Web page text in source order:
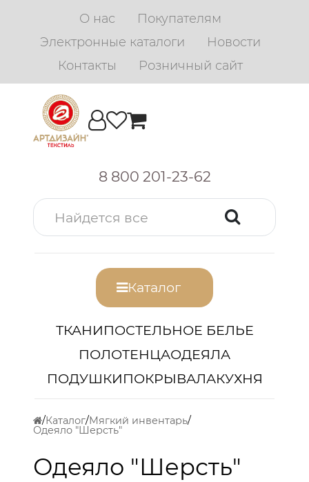
О нас
Покупателям
Электронные каталоги
Новости
Контакты
Розничный сайт
8 800 201-23-62
Каталог
ТКАНИПОСТЕЛЬНОЕ БЕЛЬЕ
ПОЛОТЕНЦАОДЕЯЛА
ПОДУШКИПОКРЫВАЛАКУХНЯ
Каталог Мягкий инвентарь
Одеяло "Шерсть"
Одеяло "Шерсть"